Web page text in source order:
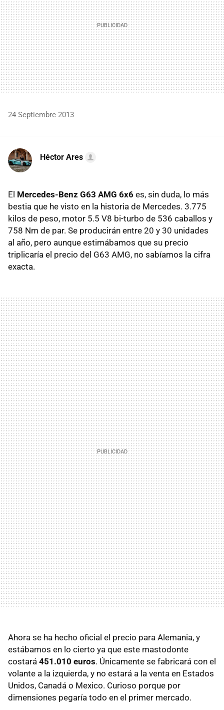
24 Septiembre 2013
Héctor Ares
El Mercedes-Benz G63 AMG 6x6 es, sin duda, lo más
bestia que he visto en la historia de Mercedes. 3.775
kilos de peso, motor 5.5 V8 bi-turbo de 536 caballos y
758 Nm de par. Se producirán entre 20 y 30 unidades
al año, pero aunque estimábamos que su precio
triplicaría el precio del G63 AMG, no sabíamos la cifra
exacta.
Ahora se ha hecho oficial el precio para Alemania, y
estábamos en lo cierto ya que este mastodonte
costará 451.010 euros. Únicamente se fabricará con el
volante a la izquierda, y no estará a la venta en Estados
Unidos, Canadá o Mexico. Curioso porque por
dimensiones pegaría todo en el primer mercado.